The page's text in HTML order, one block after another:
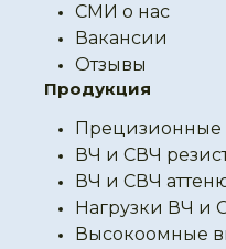
СМИ о нас
Вакансии
Отзывы
Продукция
Прецизионные
ВЧ и СВЧ
ВЧ и СВЧ
Нагрузки ВЧ и
Высокоомные